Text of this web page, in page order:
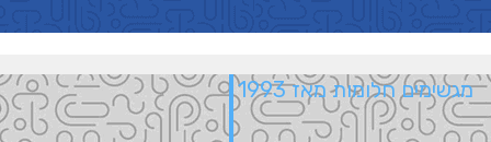
מגשימים חלומות מאז 1993